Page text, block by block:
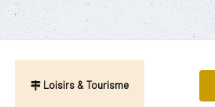
Loisirs & Tourisme